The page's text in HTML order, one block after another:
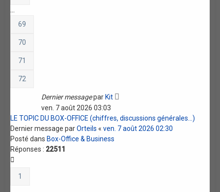
69
70
71
72
Dernier messageparKit
ven. 7 août 2026 03:03
LE TOPIC DU BOX-OFFICE (chiffres, discussions générales...)
Dernier message parOrteils «ven. 7 août 2026 02:30
Posté dansBox-Office & Business
Réponses : 22511
1